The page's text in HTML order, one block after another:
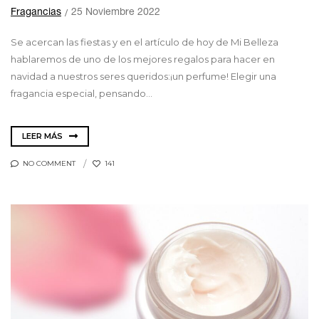
Fragancias 25 Noviembre 2022
Se acercan las fiestas y en el artículo de hoy de Mi Belleza
hablaremos de uno de los mejores regalos para hacer en
navidad a nuestros seres queridos:¡un perfume! Elegir una
fragancia especial, pensando...
LEER MÁS
NO COMMENT 141